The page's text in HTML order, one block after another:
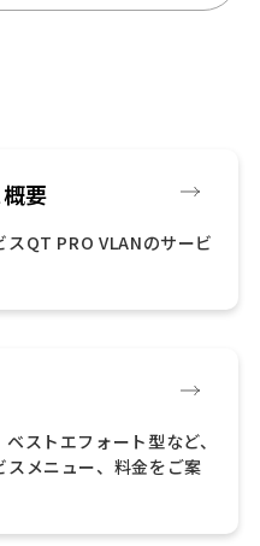
要
QT PRO VLANのサービ
ストエフォート型など、
メニュー、料金をご案